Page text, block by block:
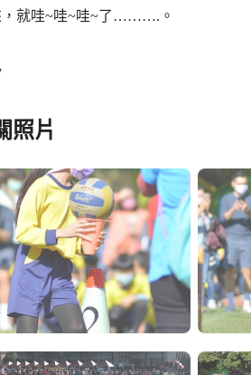
，就哇~哇~哇~了……….。
照片